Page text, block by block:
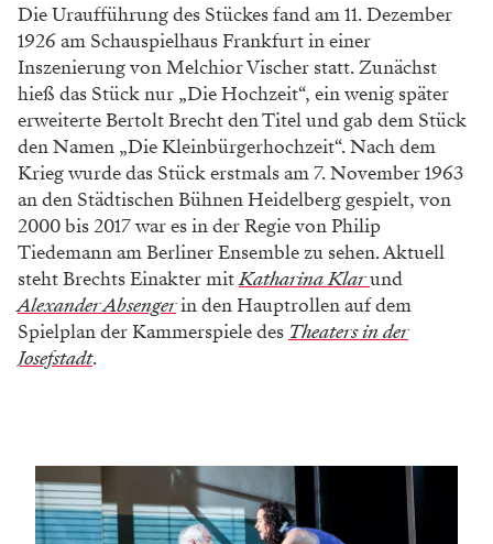
Die Uraufführung des Stückes fand am 11. Dezember
1926 am Schauspielhaus Frankfurt in einer
Inszenierung von Melchior Vischer statt. Zunächst
hieß das Stück nur „Die Hochzeit“, ein wenig später
erweiterte Bertolt Brecht den Titel und gab dem Stück
den Namen „Die Kleinbürgerhochzeit“. Nach dem
Krieg wurde das Stück erstmals am 7. November 1963
an den Städtischen Bühnen Heidelberg gespielt, von
2000 bis 2017 war es in der Regie von Philip
Tiedemann am Berliner Ensemble zu sehen. Aktuell
steht Brechts Einakter mitKatharina Klarund
Alexander Absengerin den Hauptrollen auf dem
Spielplan der Kammerspiele des Theaters in der
Josefstadt.